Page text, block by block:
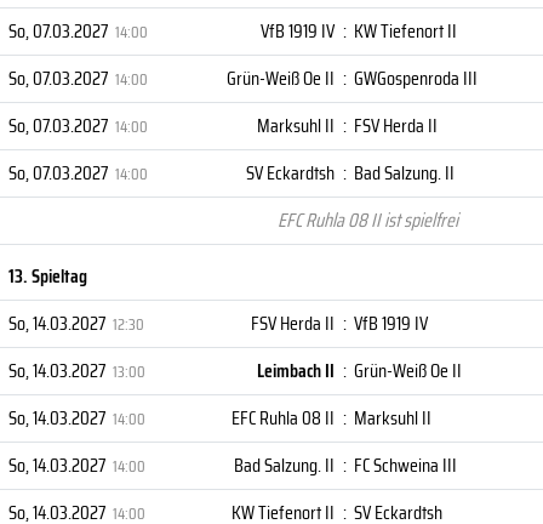
So, 07.03.2027 14:00 VfB 1919 IV : KW Tiefenort II
So, 07.03.2027 14:00 Grün-Weiß Oe II : GWGospenroda III
So, 07.03.2027 14:00 Marksuhl II : FSV Herda II
So, 07.03.2027 14:00 SV Eckardtsh : Bad Salzung. II
EFC Ruhla 08 II ist spielfrei
13. Spieltag
So, 14.03.2027 12:30 FSV Herda II : VfB 1919 IV
So, 14.03.2027 13:00 Leimbach II : Grün-Weiß Oe II
So, 14.03.2027 14:00 EFC Ruhla 08 II : Marksuhl II
So, 14.03.2027 14:00 Bad Salzung. II : FC Schweina III
So, 14.03.2027 14:00 KW Tiefenort II : SV Eckardtsh